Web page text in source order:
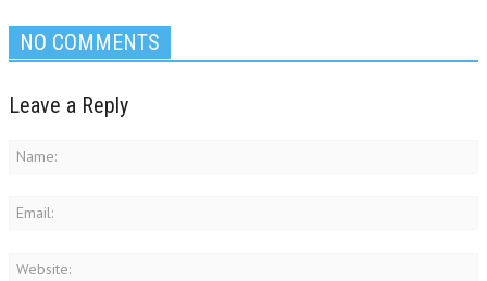
NO COMMENTS
Leave a Reply